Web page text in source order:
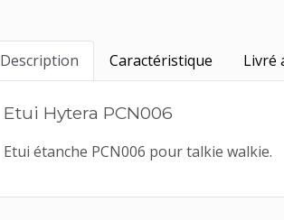
Description Caractéristique Livré
Etui Hytera PCN006
Etui étanche PCN006 pour talkie walkie.